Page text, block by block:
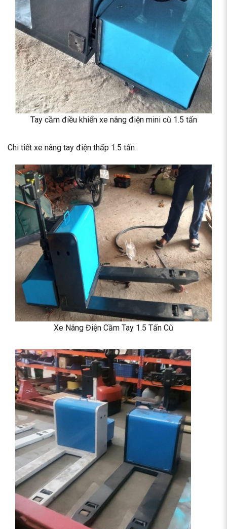
Tay cầm điều khiển xe nâng điện mini cũ 1.5 tấn
Chi tiết xe nâng tay điện thấp 1.5 tấn
Xe Nâng Điện Cầm Tay 1.5 Tấn Cũ